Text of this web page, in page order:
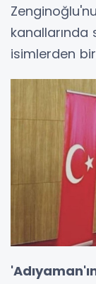
kanallarında
isimlerden